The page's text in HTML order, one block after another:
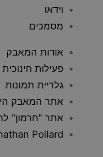
וידאו
מסמכים
אודות המאבק
פעילות חינוכית
גלריית תמונות
אתר המאבק
אתר "חרמון"
Pollard